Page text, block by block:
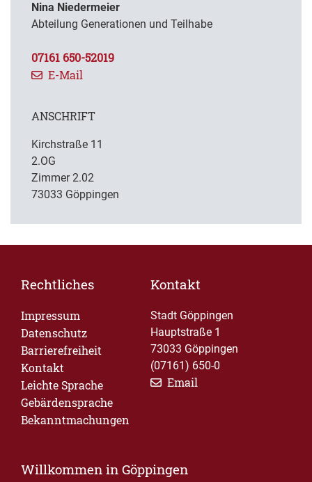
Nina Niedermeier
Abteilung Generationen und Teilhabe
07161 650-52019
E-Mail
ANSCHRIFT
Kirchstraße 11
2.OG
Zimmer 2.02
73033 Göppingen
Rechtliches
Impressum
Datenschutz
Barrierefreiheit
Kontakt
Leichte Sprache
Gebärdensprache
Bekanntmachungen
Kontakt
Stadt Göppingen
Hauptstraße 1
73033 Göppingen
(07161) 650-0
Email
Willkommen in Göppingen